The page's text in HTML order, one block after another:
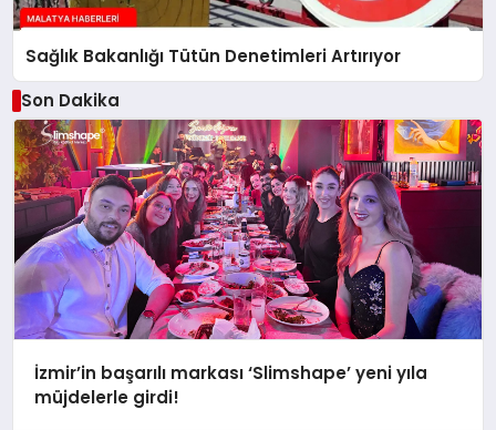
Sağlık Bakanlığı Tütün Denetimleri Artırıyor
Son Dakika
İzmir’in başarılı markası ‘Slimshape’ yeni yıla
müjdelerle girdi!